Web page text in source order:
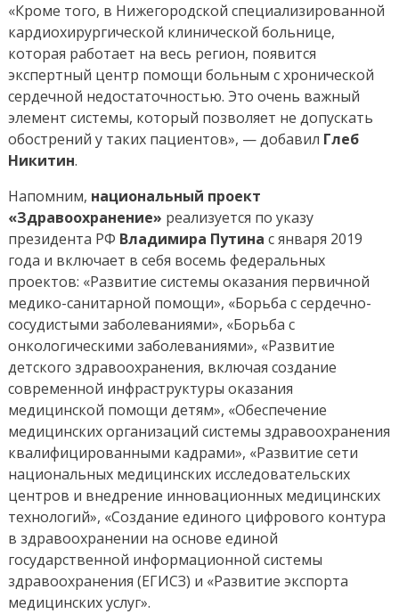
«Кроме того, в Нижегородской специализированной
кардиохирургической клинической больнице,
которая работает на весь регион, появится
экспертный центр помощи больным с хронической
сердечной недостаточностью. Это очень важный
элемент системы, который позволяет не допускать
обострений у таких пациентов», — добавил Глеб
Никитин.
Напомним, национальный проект
«Здравоохранение» реализуется по указу
президента РФ Владимира Путина с января 2019
года и включает в себя восемь федеральных
проектов: «Развитие системы оказания первичной
медико-санитарной помощи», «Борьба с сердечно-
сосудистыми заболеваниями», «Борьба с
онкологическими заболеваниями», «Развитие
детского здравоохранения, включая создание
современной инфраструктуры оказания
медицинской помощи детям», «Обеспечение
медицинских организаций системы здравоохранения
квалифицированными кадрами», «Развитие сети
национальных медицинских исследовательских
центров и внедрение инновационных медицинских
технологий», «Создание единого цифрового контура
в здравоохранении на основе единой
государственной информационной системы
здравоохранения (ЕГИСЗ) и «Развитие экспорта
медицинских услуг».